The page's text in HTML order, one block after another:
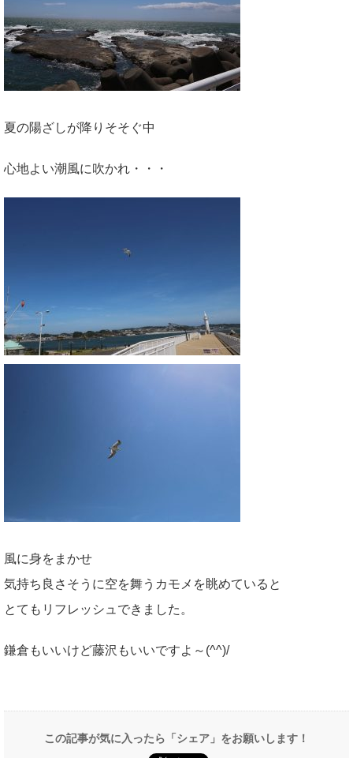
夏の陽ざしが降りそそぐ中
心地よい潮風に吹かれ・・・
風に身をまかせ
気持ち良さそうに空を舞うカモメを眺めていると
とてもリフレッシュできました。
鎌倉もいいけど藤沢もいいですよ～(^^)/
この記事が気に入ったら「シェア」をお願いします！